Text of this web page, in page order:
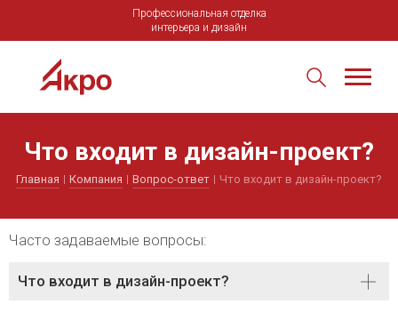
Профессиональная отделка
интерьера и дизайн
Что входит в дизайн-проект?
Главная Компания Вопрос-ответ Что входит в дизайн-проект?
Часто задаваемые вопросы:
Что входит в дизайн-проект?